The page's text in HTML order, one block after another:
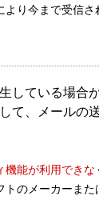
り今まで受信さ
ている場合が
、メールの
能が利用できな
のメーカーま